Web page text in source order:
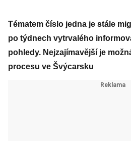
Tématem číslo jedna je stále
po týdnech vytrvalého
pohledy. Nejzajímavější je
procesu ve Švýcarsku